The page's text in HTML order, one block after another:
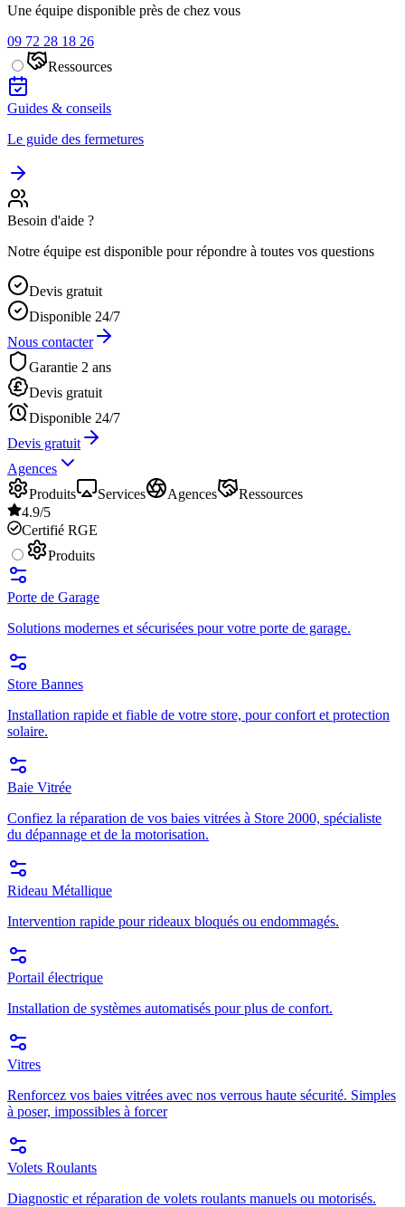
Une équipe disponible près de chez vous
09 72 28 18 26
Ressources
Guides & conseils
Le guide des fermetures
Besoin d'aide ?
Notre équipe est disponible pour répondre à toutes vos questions
Devis gratuit
Disponible 24/7
Nous contacter
Garantie 2 ans
Devis gratuit
Disponible 24/7
Devis gratuit
Agences
Produits
Services Agences
Ressources
4.9/5
Certifié RGE
Produits
Porte de Garage
Solutions modernes et sécurisées pour votre porte de garage.
Store Bannes
Installation rapide et fiable de votre store, pour confort et protection
solaire.
Baie Vitrée
Confiez la réparation de vos baies vitrées à Store 2000, spécialiste
du dépannage et de la motorisation.
Rideau Métallique
Intervention rapide pour rideaux bloqués ou endommagés.
Portail électrique
Installation de systèmes automatisés pour plus de confort.
Vitres
Renforcez vos baies vitrées avec nos verrous haute sécurité. Simples
à poser, impossibles à forcer
Volets Roulants
Diagnostic et réparation de volets roulants manuels ou motorisés.